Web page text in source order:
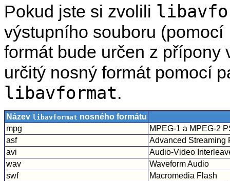
Pokud jste si zvolili
výstupního souboru (pomocí
formát bude určen z přípony
určitý nosný formát pomocí
libavformat.
Název libavformat nosného formátu
mpg
MPEG-1 a MPEG-2
asf
Advanced Streaming
avi
Audio-Video
wav
Waveform Audio
swf
Macromedia Flash